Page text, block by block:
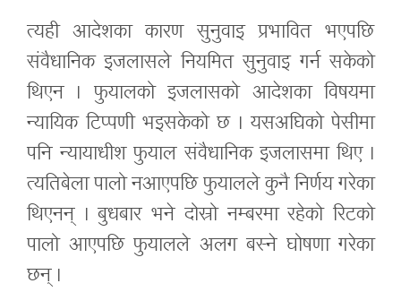
त्यही आदेशका कारण सुनुवाइ प्रभावित भएपछि
संवैधानिक इजलासले नियमित सुनुवाइ गर्न सकेको
थिएन । फुयालको इजलासको आदेशका विषयमा
न्यायिक टिप्पणी भइसकेको छ । यसअघिको पेसीमा
पनि न्यायाधीश फुयाल संवैधानिक इजलासमा थिए ।
त्यतिबेला पालो नआएपछि फुयालले कुनै निर्णय गरेका
थिएनन् । बुधबार भने दोस्रो नम्बरमा रहेको रिटको
पालो आएपछि फुयालले अलग बस्ने घोषणा गरेका
छन् ।